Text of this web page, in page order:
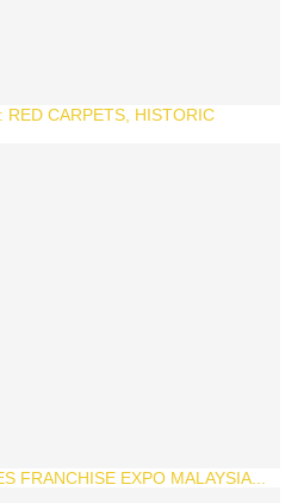
CARPETS, HISTORIC
FRANCHISE EXPO MALAYSIA...